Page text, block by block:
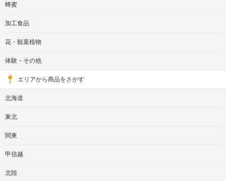
蜂蜜
加工食品
花・観葉植物
体験・その他
エリアから商品をさがす
北海道
東北
関東
甲信越
北陸